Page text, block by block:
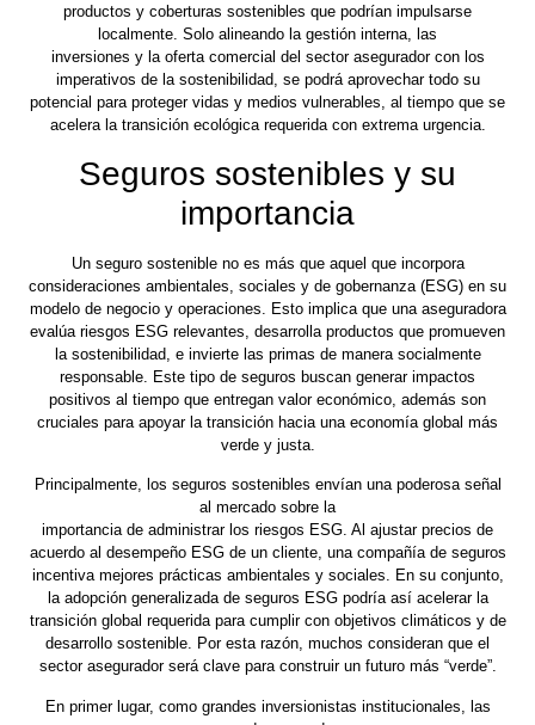
productos y coberturas sostenibles que podrían impulsarse
localmente. Solo alineando la gestión interna, las
inversiones y la oferta comercial del sector asegurador con los
imperativos de la sostenibilidad, se podrá aprovechar todo su
potencial para proteger vidas y medios vulnerables, al tiempo que se
acelera la transición ecológica requerida con extrema urgencia.
Seguros sostenibles y su
importancia
Un seguro sostenible no es más que aquel que incorpora
consideraciones ambientales, sociales y de gobernanza (ESG) en su
modelo de negocio y operaciones. Esto implica que una aseguradora
evalúa riesgos ESG relevantes, desarrolla productos que promueven
la sostenibilidad, e invierte las primas de manera socialmente
responsable. Este tipo de seguros buscan generar impactos
positivos al tiempo que entregan valor económico, además son
cruciales para apoyar la transición hacia una economía global más
verde y justa.
Principalmente, los seguros sostenibles envían una poderosa señal
al mercado sobre la
importancia de administrar los riesgos ESG. Al ajustar precios de
acuerdo al desempeño ESG de un cliente, una compañía de seguros
incentiva mejores prácticas ambientales y sociales. En su conjunto,
la adopción generalizada de seguros ESG podría así acelerar la
transición global requerida para cumplir con objetivos climáticos y de
desarrollo sostenible. Por esta razón, muchos consideran que el
sector asegurador será clave para construir un futuro más “verde”.
En primer lugar, como grandes inversionistas institucionales, las